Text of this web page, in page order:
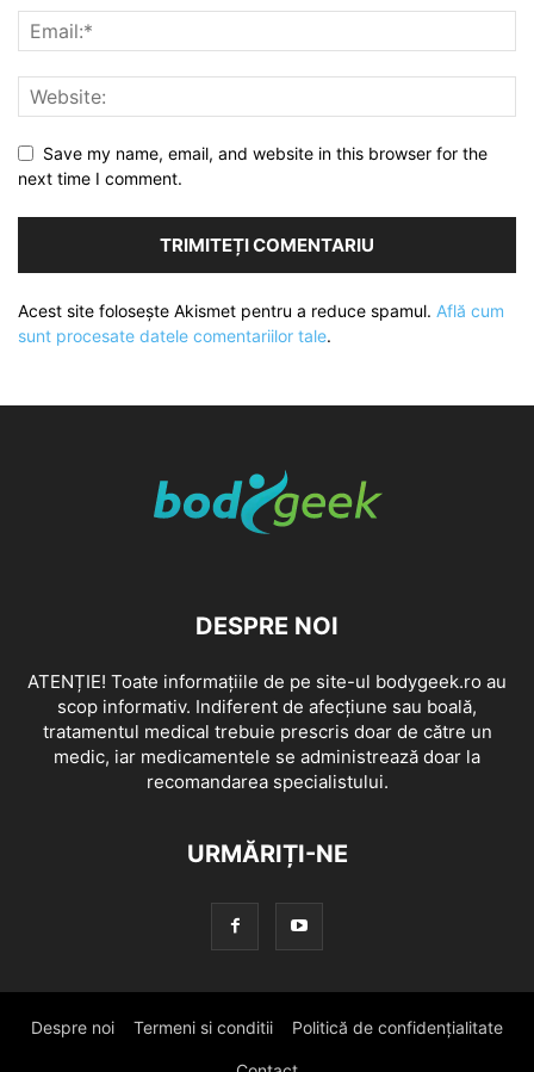
Save my name, email, and website in this browser for the
next time I comment.
Acest site folosește Akismet pentru a reduce spamul. Află cum
sunt procesate datele comentariilor tale.
DESPRE NOI
ATENȚIE! Toate informațiile de pe site-ul bodygeek.ro au
scop informativ. Indiferent de afecțiune sau boală,
tratamentul medical trebuie prescris doar de către un
medic, iar medicamentele se administrează doar la
recomandarea specialistului.
URMĂRIȚI-NE
Despre noi Termeni si conditii Politică de confidențialitate